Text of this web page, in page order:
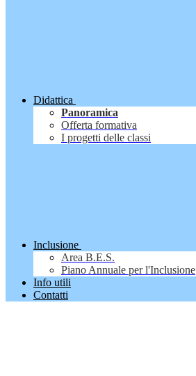
Didattica
Panoramica
Offerta formativa
I progetti delle classi
Inclusione
Area B.E.S.
Piano Annuale per l'Inclusione
Info utili
Contatti